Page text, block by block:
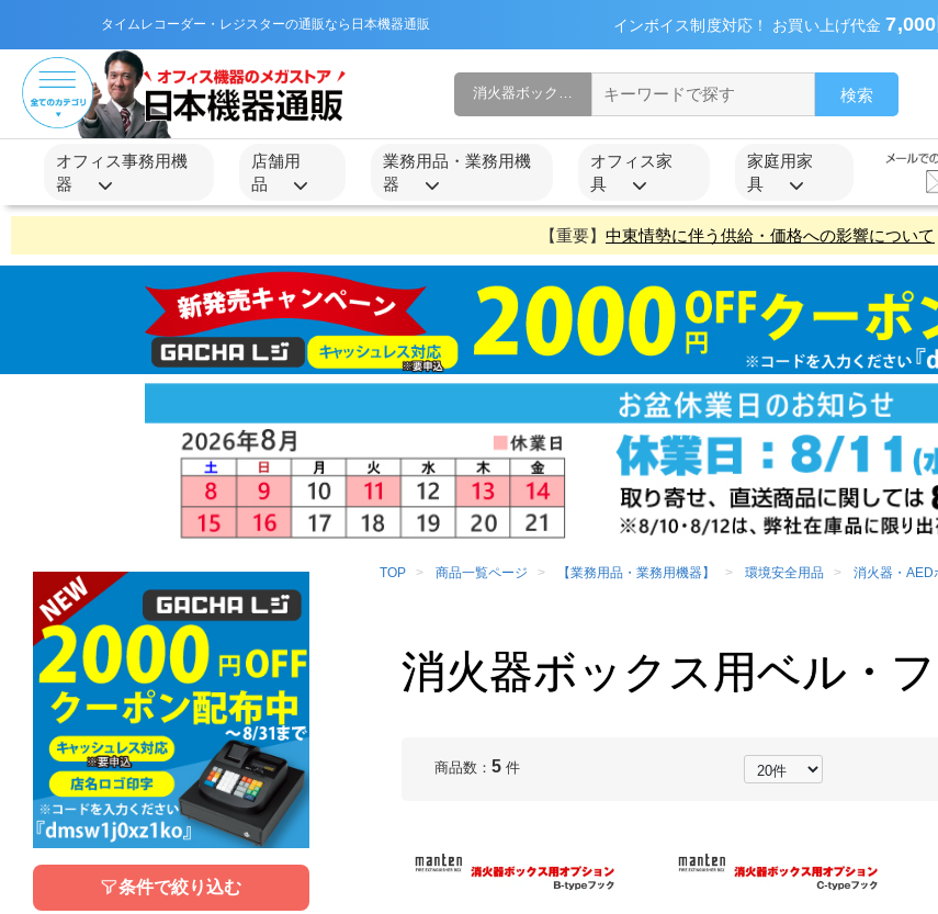
タイムレコーダー・レジスターの通販なら日本機器通販 インボイス制度対応！ お買い上げ代金7,000
検索
オフィス事務用機
器
店舗用
品
業務用品・業務用機
器
オフィス家
具
家庭用家
具
【重要】 中東情勢に伴う供給・価格への影響について
条件で絞り込む
TOP 商品一覧ページ 【業務用品・業務用機器】 環境安全用品 消火器・AED
消火器ボックス用ベル・
商品数：5件